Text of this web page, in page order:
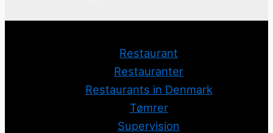
Restaurant
Restauranter
Restaurants in Denmark
Tømrer
Supervision